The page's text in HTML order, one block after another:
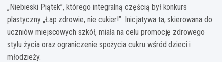
„Niebieski Piątek”, którego integralną częścią był konkurs
plastyczny „Łap zdrowie, nie cukier!”. Inicjatywa ta, skierowana do
uczniów miejscowych szkół, miała na celu promocję zdrowego
stylu życia oraz ograniczenie spożycia cukru wśród dzieci i
młodzieży.